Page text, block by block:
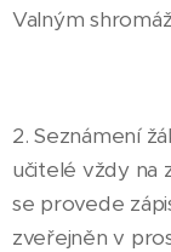
Valným
2. Seznámení
učitelé vždy na
se provede
zveřejněn v